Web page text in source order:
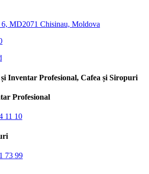
MD2071 Chisinau, Moldova
Inventar Profesional, Cafea și Siropuri
Profesional
11 10
73 99